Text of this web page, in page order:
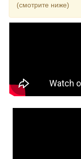
(смотрите ниже)